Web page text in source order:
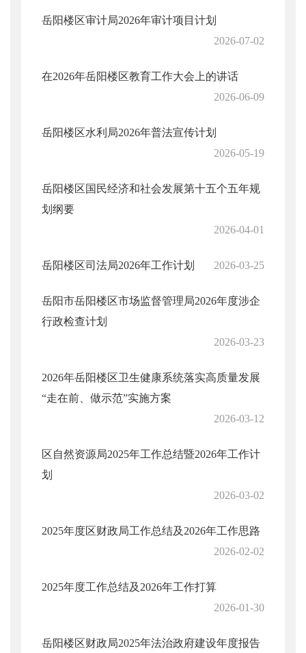
岳阳楼区审计局2026年审计项目计划
2026-07-02
在2026年岳阳楼区教育工作大会上的讲话
2026-06-09
岳阳楼区水利局2026年普法宣传计划
2026-05-19
岳阳楼区国民经济和社会发展第十五个五年规
划纲要
2026-04-01
岳阳楼区司法局2026年工作计划 2026-03-25
岳阳市岳阳楼区市场监督管理局2026年度涉企
行政检查计划
2026-03-23
2026年岳阳楼区卫生健康系统落实高质量发展
“走在前、做示范”实施方案
2026-03-12
区自然资源局2025年工作总结暨2026年工作计
划
2026-03-02
2025年度区财政局工作总结及2026年工作思路
2026-02-02
2025年度工作总结及2026年工作打算
2026-01-30
岳阳楼区财政局2025年法治政府建设年度报告